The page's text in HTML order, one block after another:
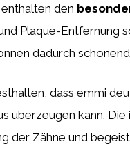
den
Plaque-Entfernung
dadurch
dass emmi
überzeugen kann.
der Zähne und